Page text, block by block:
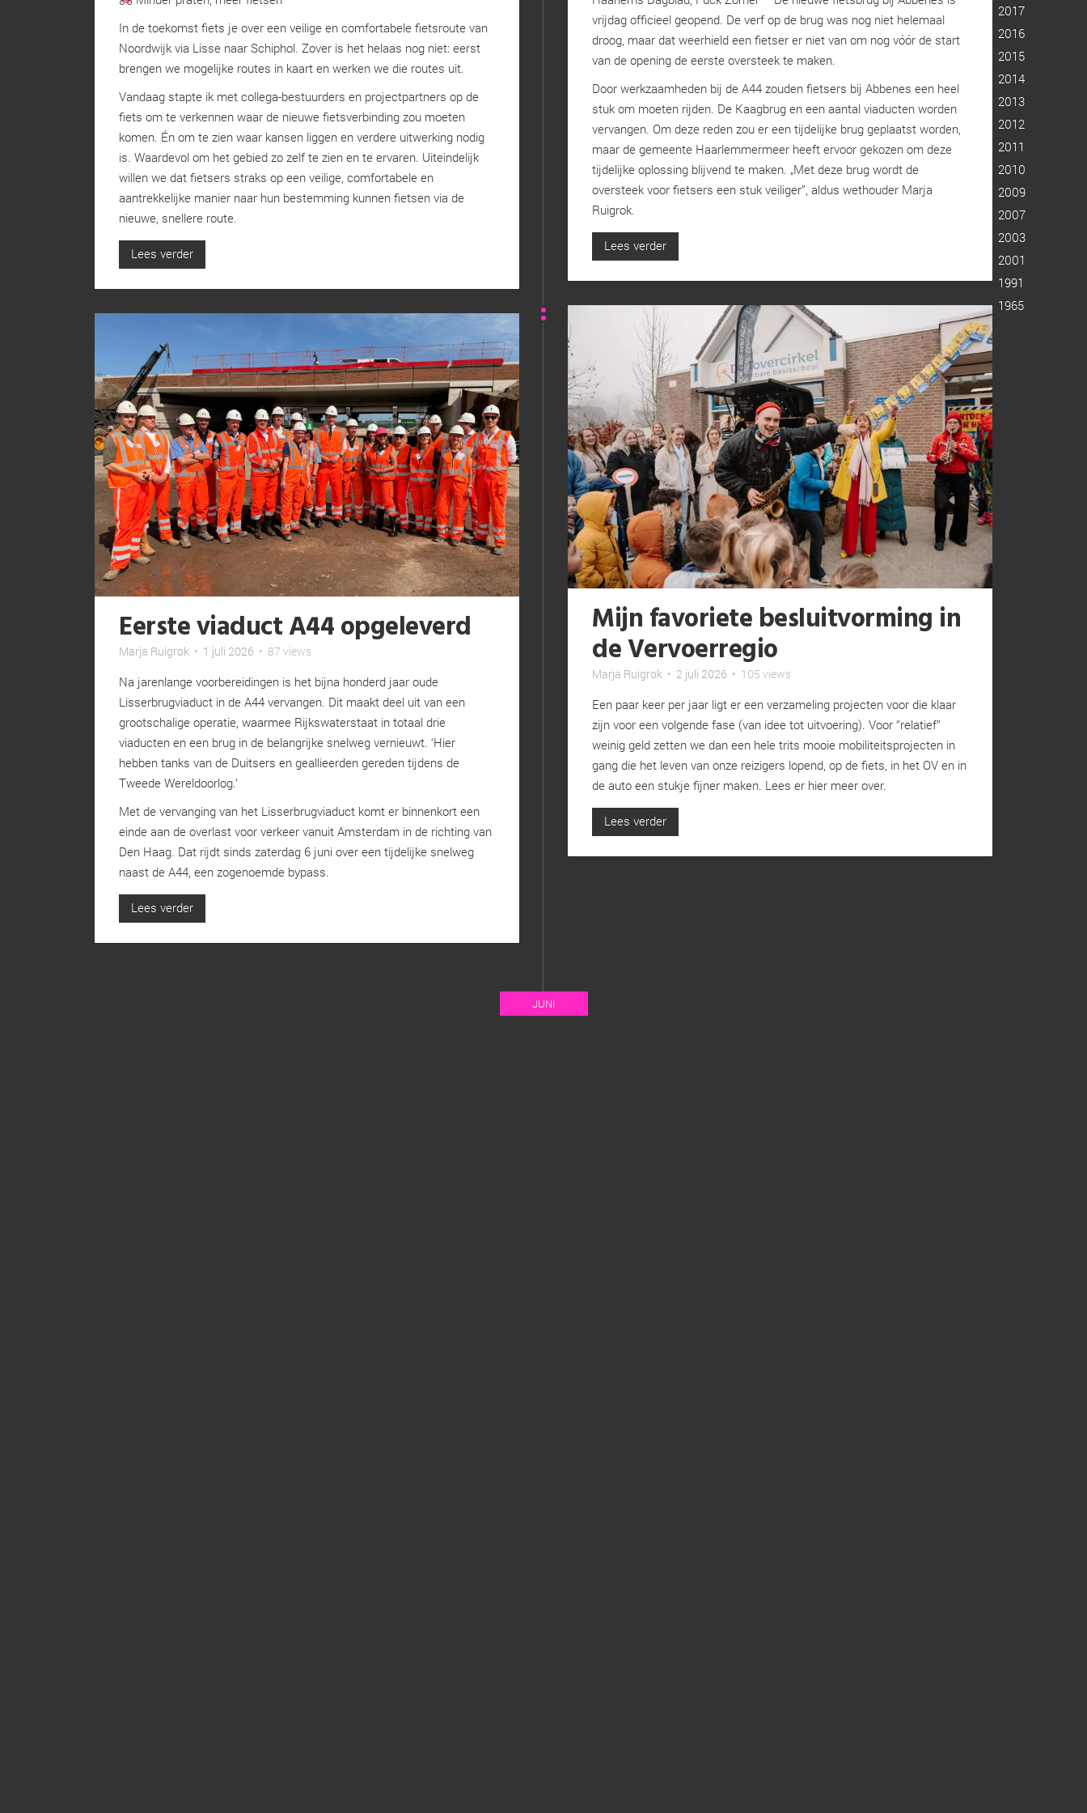
2017
2016
2015
2014
2013
2012
2011
2010
2009
2007
2003
2001
1991
1965
In de toekomst fiets je over een veilige en comfortabele fietsroute van
Noordwijk via Lisse naar Schiphol. Zover is het helaas nog niet: eerst
brengen we mogelijke routes in kaart en werken we die routes uit.
Vandaag stapte ik met collega-bestuurders en projectpartners op de
fiets om te verkennen waar de nieuwe fietsverbinding zou moeten
komen. Én om te zien waar kansen liggen en verdere uitwerking nodig
is. Waardevol om het gebied zo zelf te zien en te ervaren. Uiteindelijk
willen we dat fietsers straks op een veilige, comfortabele en
aantrekkelijke manier naar hun bestemming kunnen fietsen via de
nieuwe, snellere route.
Lees verder
vrijdag officieel geopend. De verf op de brug was nog niet helemaal
droog, maar dat weerhield een fietser er niet van om nog vóór de start
van de opening de eerste oversteek te maken.
Door werkzaamheden bij de A44 zouden fietsers bij Abbenes een heel
stuk om moeten rijden. De Kaagbrug en een aantal viaducten worden
vervangen. Om deze reden zou er een tijdelijke brug geplaatst worden,
maar de gemeente Haarlemmermeer heeft ervoor gekozen om deze
tijdelijke oplossing blijvend te maken. „Met deze brug wordt de
oversteek voor fietsers een stuk veiliger”, aldus wethouder Marja
Ruigrok.
Lees verder
Mijn favoriete besluitvorming in
de Vervoerregio
Marja Ruigrok • 2 juli 2026 • 105 views
Een paar keer per jaar ligt er een verzameling projecten voor die klaar
zijn voor een volgende fase (van idee tot uitvoering). Voor ‘’relatief’’
weinig geld zetten we dan een hele trits mooie mobiliteitsprojecten in
gang die het leven van onze reizigers lopend, op de fiets, in het OV en in
de auto een stukje fijner maken. Lees er hier meer over.
Lees verder
Eerste viaduct A44 opgeleverd
Marja Ruigrok • 1 juli 2026 • 87 views
Na jarenlange voorbereidingen is het bijna honderd jaar oude
Lisserbrugviaduct in de A44 vervangen. Dit maakt deel uit van een
grootschalige operatie, waarmee Rijkswaterstaat in totaal drie
viaducten en een brug in de belangrijke snelweg vernieuwt. ‘Hier
hebben tanks van de Duitsers en geallieerden gereden tijdens de
Tweede Wereldoorlog.’
Met de vervanging van het Lisserbrugviaduct komt er binnenkort een
einde aan de overlast voor verkeer vanuit Amsterdam in de richting van
Den Haag. Dat rijdt sinds zaterdag 6 juni over een tijdelijke snelweg
naast de A44, een zogenoemde bypass.
Lees verder
JUNI